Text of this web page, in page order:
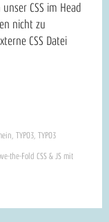
CSS im Head
nicht zu
CSS Datei
, TYPO3, TYPO3
the-Fold CSS & JS mit